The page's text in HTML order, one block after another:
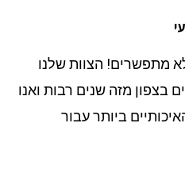
הצוות שלנו
מזה שנים רבות ואנו
ביותר עבור